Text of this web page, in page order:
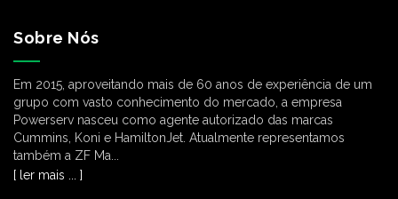
Sobre Nós
Em 2015, aproveitando mais de 60 anos de experiência de um
grupo com vasto conhecimento do mercado, a empresa
Powerserv nasceu como agente autorizado das marcas
Cummins, Koni e HamiltonJet. Atualmente representamos
também a ZF Ma...
[ ler mais ... ]